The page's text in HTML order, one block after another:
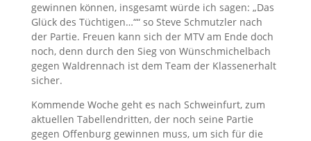
gewinnen können, insgesamt würde ich sagen: „Das
Glück des Tüchtigen…““ so Steve Schmutzler nach
der Partie. Freuen kann sich der MTV am Ende doch
noch, denn durch den Sieg von Wünschmichelbach
gegen Waldrennach ist dem Team der Klassenerhalt
sicher.
Kommende Woche geht es nach Schweinfurt, zum
aktuellen Tabellendritten, der noch seine Partie
gegen Offenburg gewinnen muss, um sich für die